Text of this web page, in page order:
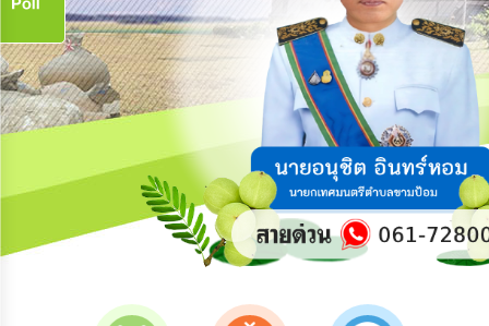
รับ
ฟัง
ความ
คิด
เห็น
แผน
แผน
พัฒนา